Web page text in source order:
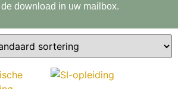
download in uw mailbox.